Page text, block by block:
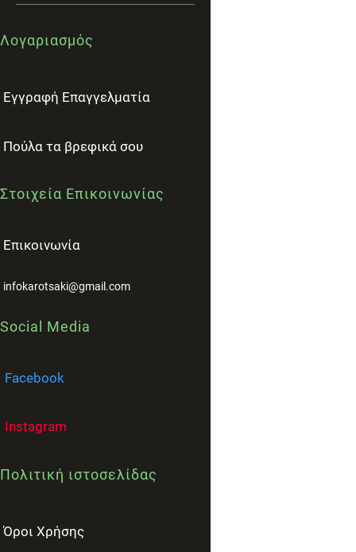
Λογαριασμός
Εγγραφή Επαγγελματία
Πούλα τα βρεφικά σου
Στοιχεία Επικοινωνίας
Επικοινωνία
infokarotsaki@gmail.com
Social Media
Facebook
Instagram
Πολιτική ιστοσελίδας
Όροι Χρήσης